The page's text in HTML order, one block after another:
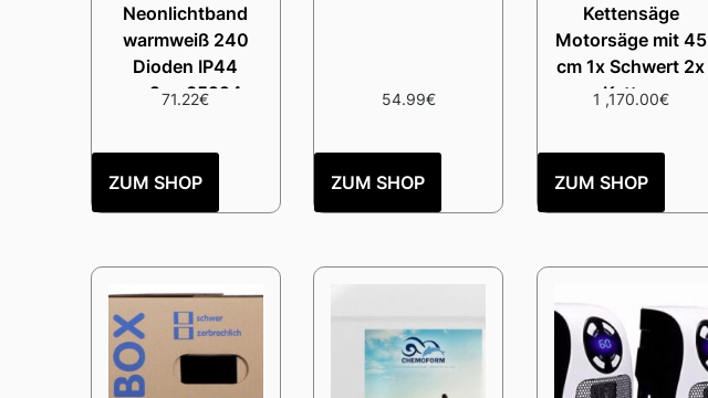
Neonlichtband
warmweiß 240
Dioden IP44
außen 35224
71.22€
ZUM SHOP
54.99€
ZUM SHOP
Kettensäge
Motorsäge mit 45
cm 1x Schwert 2x
Ketten
1 ,170.00€
ZUM SHOP